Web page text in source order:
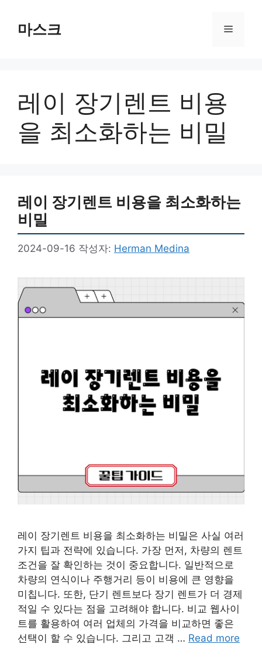
마스크 메
레이 장기렌트 비용
을 최소화하는 비밀
레이 장기렌트 비용을 최소화하는
비밀
2024-09-16 작성자: Herman Medina
레이 장기렌트 비용을 최소화하는 비밀은 사실 여러
가지 팁과 전략에 있습니다. 가장 먼저, 차량의 렌트
조건을 잘 확인하는 것이 중요합니다. 일반적으로
차량의 연식이나 주행거리 등이 비용에 큰 영향을
미칩니다. 또한, 단기 렌트보다 장기 렌트가 더 경제
적일 수 있다는 점을 고려해야 합니다. 비교 웹사이
트를 활용하여 여러 업체의 가격을 비교하면 좋은
선택이 할 수 있습니다. 그리고 고객 … Read more